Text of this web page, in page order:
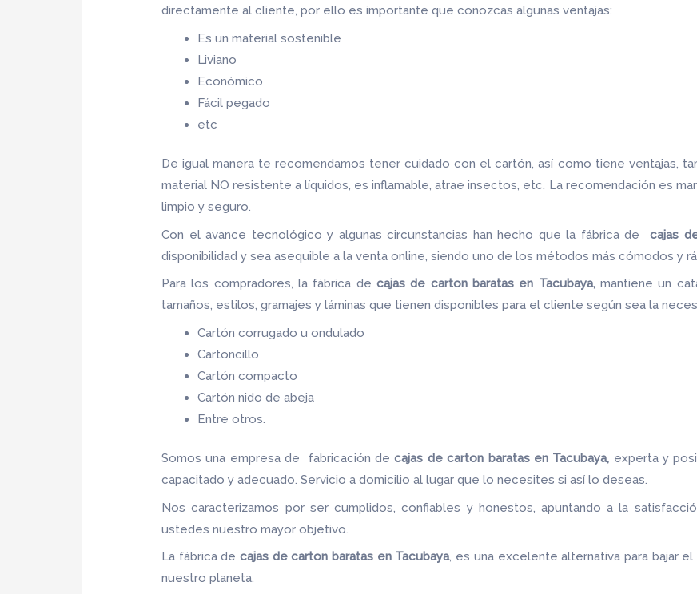
directamente al cliente, por ello es importante que conozcas algunas ventajas:
Es un material sostenible
Liviano
Económico
Fácil pegado
etc
De igual manera te recomendamos tener cuidado con el cartón, así como tiene ventajas,
material NO resistente a líquidos, es inflamable, atrae insectos, etc. La recomendación es
limpio y seguro.
Con el avance tecnológico y algunas circunstancias han hecho que la fábrica decajas
disponibilidad y sea asequible a la venta online, siendo uno de los métodos más cómodos y
Para los compradores, la fábrica decajas de carton baratas en Tacubaya, mantiene un
tamaños, estilos, gramajes y láminas que tienen disponibles para el cliente según sea la
Cartón corrugado u ondulado
Cartoncillo
Cartón compacto
Cartón nido de abeja
Entre otros.
Somos una empresa de fabricación decajas de carton baratas en Tacubaya, experta y
capacitado y adecuado. Servicio a domicilio al lugar que lo necesites si así lo deseas.
Nos caracterizamos por ser cumplidos, confiables y honestos, apuntando a la
ustedes nuestro mayor objetivo.
La fábrica decajas de carton baratas en Tacubaya, es una excelente alternativa para bajar
nuestro planeta.